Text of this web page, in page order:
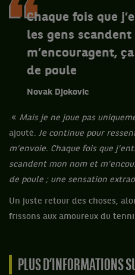
Chaque fois que
les gens
m’encouragent,
de poule
Novak Djokovic
.« Mais je ne joue pas
ajouté. Je continue pour
m’envoie. Chaque fois que
scandent mon nom et
de poule ; une sensation
Un juste retour des choses,
frissons aux amoureux du
PLUS D’INFORMATIONS